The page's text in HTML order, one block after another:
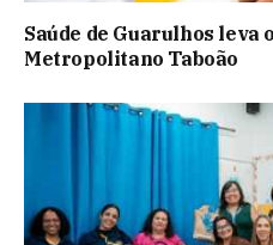
Saúde de Guarulhos
Metropolitano Taboão